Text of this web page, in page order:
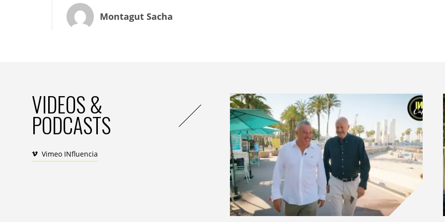
devenue une chimère ?
S.P. : les deux profils ont des avantages différents, c’est difficilement comparable. Mais le fin
qu’après avoir détecté ce potentiel humain que nous nous intéressons aux compétences
techniques. Le salarié idéal possède un bon équilibre entre les deux, mais si nous avons à faire
un choix, il se fera toujours sur les valeurs morales.
IN : de quel constat sur le système français SchoolMouv est-il né ?
S.P. : nous voulions combler le vide du postscolaire, les cours particuliers restant peu
accessibles, financièrement parlant. Nous nous positionnons donc comme une alternative, un
complément, mais pas comme un remplaçant du système éducatif national. C’est pourquoi
nous avons choisi la vidéo, qui déclenche chez l’élève un engagement supérieur aux simples
Montagut Sacha
VIDEOS &
PODCASTS
Vimeo INfluencia